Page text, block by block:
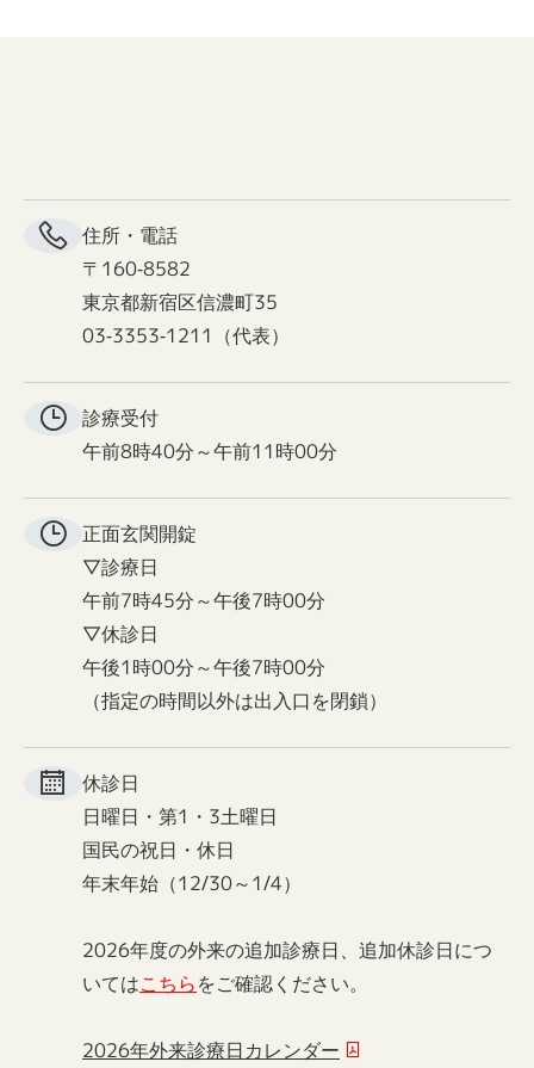
住所・電話
〒160-8582
東京都新宿区信濃町35
03-3353-1211（代表）
診療受付
午前8時40分～午前11時00分
正面玄関開錠
▽診療日
午前7時45分～午後7時00分
▽休診日
午後1時00分～午後7時00分
（指定の時間以外は出入口を閉鎖）
休診日
日曜日・第1・3土曜日
国民の祝日・休日
年末年始（12/30～1/4）
2026年度の外来の追加診療日、追加休診日につ
いてはこちらをご確認ください。
2026年外来診療日カレンダー